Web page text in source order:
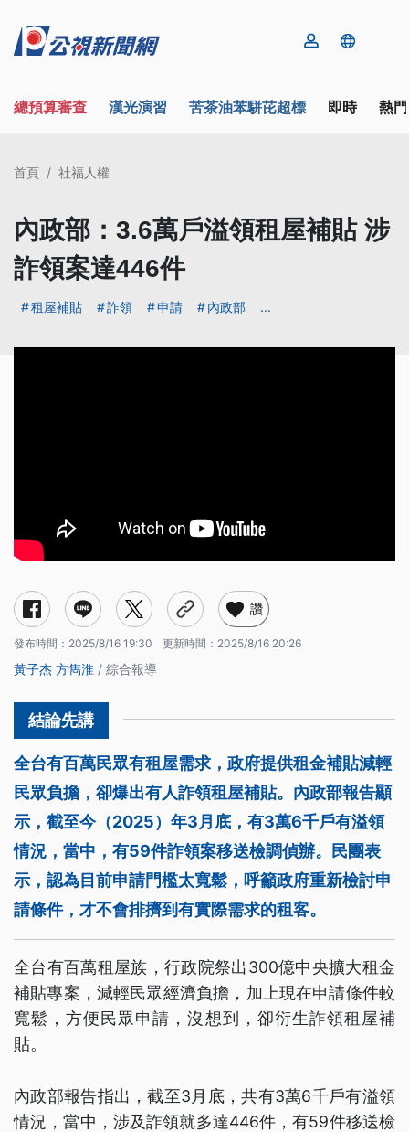
總預算審查 漢光演習 苦茶油苯駢芘超標 即時 熱
首頁 社福人權
內政部：3.6萬戶溢領租屋補貼 涉
詐領案達446件
租屋補貼 詐領 申請 內政部 ...
讚
發布時間： 2025/8/16 19:30 更新時間： 2025/8/16 20:26
黃子杰 方雋淮 / 綜合報導
全台有百萬民眾有租屋需求，政府提供租金補貼減輕
民眾負擔，卻爆出有人詐領租屋補貼。內政部報告顯
示，截至今（2025）年3月底，有3萬6千戶有溢領
情況，當中，有59件詐領案移送檢調偵辦。民團表
示，認為目前申請門檻太寬鬆，呼籲政府重新檢討申
請條件，才不會排擠到有實際需求的租客。
全台有百萬租屋族，行政院祭出300億中央擴大租金
補貼專案，減輕民眾經濟負擔，加上現在申請條件較
寬鬆，方便民眾申請，沒想到，卻衍生詐領租屋補
貼。
內政部報告指出，截至3月底，共有3萬6千戶有溢領
情況，當中，涉及詐領就多達446件，有59件移送檢